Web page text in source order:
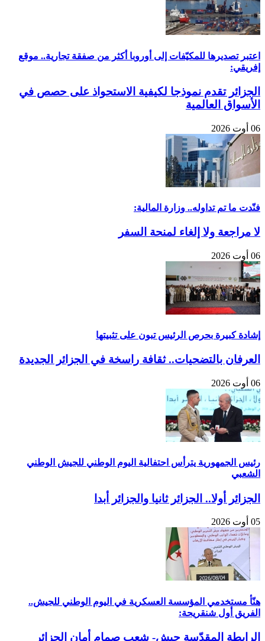
اعتبر تصديرها للمكيّفات إلى أوروبا أكثر من صفقة تجارية.. موقع
إفريقي:
الجزائر تقدم نموذجا لكيفية الاستحواذ على حصص في
الأسواق العالمية
06 أوت 2026
فنّدت ما تم تداوله.. وزارة المالية:
لا مراجعة ولا إلغاء لمنحة السفر
06 أوت 2026
إشادة كبيرة بحرص الرئيس تبون على تثبيتها
العرفان بالتضحيات.. ثقافة راسخة في الجزائر الجديدة
06 أوت 2026
رئيس الجمهورية يترأس احتفالية اليوم الوطني للجيش الوطني
الشعبي
الجزائر أولا.. الجزائر ثانيا والجزائر أبدا
05 أوت 2026
هنّأ مستخدمي المؤسسة العسكرية في اليوم الوطني للجيش..
الفريق أول شنقريحة:
الرابطة المقدّسة جيش- شعب صمام أمان الجزائر